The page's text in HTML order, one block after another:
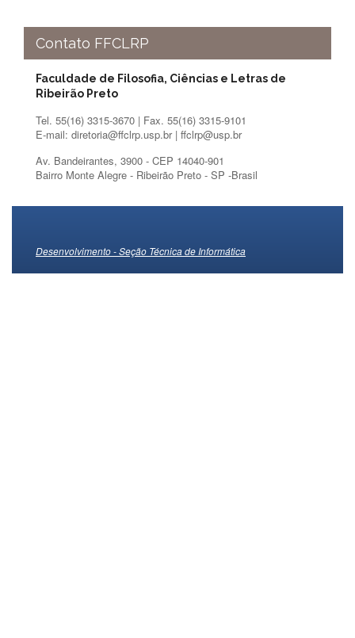
Contato FFCLRP
Faculdade de Filosofia, Ciências e Letras de
Ribeirão Preto
Tel. 55(16) 3315-3670 | Fax. 55(16) 3315-9101
E-mail: diretoria@ffclrp.usp.br | ffclrp@usp.br
Av. Bandeirantes, 3900 - CEP 14040-901
Bairro Monte Alegre - Ribeirão Preto - SP -Brasil
Desenvolvimento - Seção Técnica de Informática